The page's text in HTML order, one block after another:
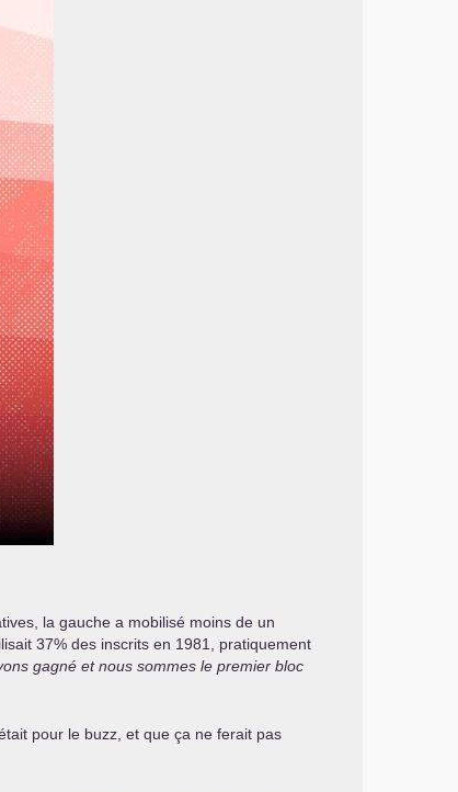
la gauche a mobilisé moins de un
37% des inscrits en 1981, pratiquement
gagné et nous sommes le premier bloc
pour le buzz, et que ça ne ferait pas